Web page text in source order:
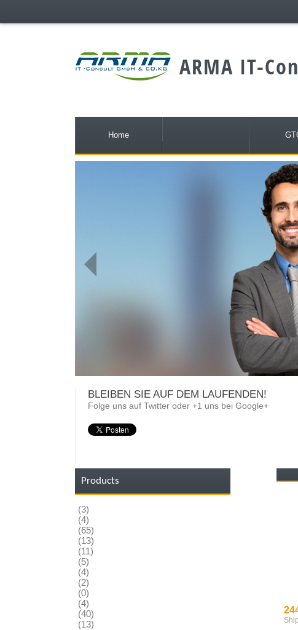
ARMA IT-
Home
BLEIBEN SIE AUF DEM LAUFENDEN!
Folge uns auf Twitter oder +1 uns bei Google+
Products
(3)
(4)
(65)
(13)
(11)
(5)
(4)
(2)
(0)
(4)
(40)
(13)